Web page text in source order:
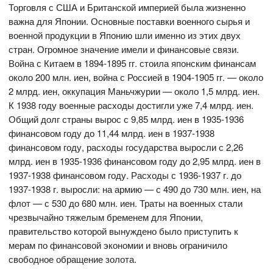
Торговля с США и Британской империей была жизненно
важна для Японии. Основные поставки военного сырья и
военной продукции в Японию шли именно из этих двух
стран. Огромное значение имели и финансовые связи.
Война с Китаем в 1894-1895 гг. стоила японским финансам
около 200 млн. иен, война с Россией в 1904-1905 гг. — около
2 млрд. иен, оккупация Маньчжурии — около 1,5 млрд. иен.
К 1938 году военные расходы достигли уже 7,4 млрд. иен.
Общий долг страны вырос с 9,85 млрд. иен в 1935-1936
финансовом году до 11,44 млрд. иен в 1937-1938
финансовом году, расходы государства выросли с 2,26
млрд. иен в 1935-1936 финансовом году до 2,95 млрд. иен в
1937-1938 финансовом году. Расходы с 1936-1937 г. до
1937-1938 г. выросли: на армию — с 490 до 730 млн. иен, на
флот — с 530 до 680 млн. иен. Траты на военных стали
чрезвычайно тяжелым бременем для Японии,
правительство которой вынуждено было приступить к
мерам по финансовой экономии и вновь ограничило
свободное обращение золота.